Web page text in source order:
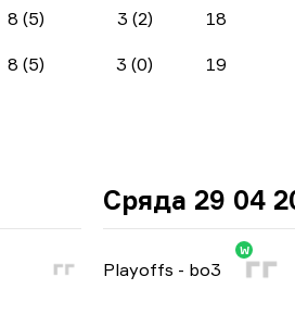
8 (5) 3 (2) 18
8 (5) 3 (0) 19
Сряда 29 04
Playoffs - bo3
W